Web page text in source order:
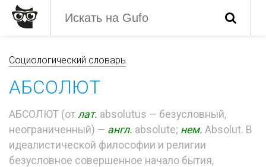
Социологический словарь
АБСОЛЮТ
АБСОЛЮТ (от лат. absolutus — безусловный,
неограниченный) — англ. absolute; нем. Absolut. В
идеалистической философии и религии
безусловное совершенное начало бытия,